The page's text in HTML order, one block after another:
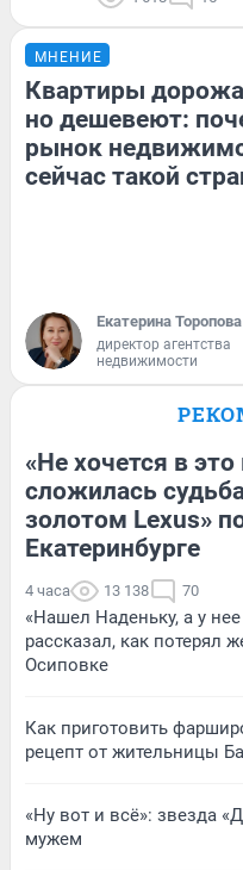
МНЕНИЕ
Квартиры
но дешевеют:
рынок
сейчас такой
Екатерина Торопова
директор агентства
недвижимости
«Не хочется в
сложилась
золотом Lexus»
Екатеринбурге
4 часа 13 138 70
«Нашел Наденьку, а у
рассказал, как потерял
Осиповке
Как приготовить
рецепт от жительницы
«Ну вот и всё»: звезда
мужем